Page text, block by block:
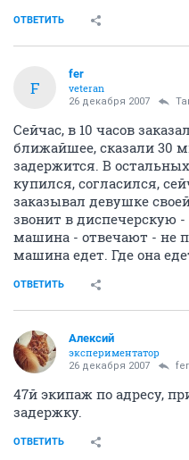
ОТВЕТИТЬ
F
fer
veteran
26 декабря 2007
Сейчас, в 10 часов
ближайшее, сказали 30
задержится. В
купился, согласился,
заказывал девушке
звонит в диспечерскую
машина - отвечают - не
машина едет. Где она
ОТВЕТИТЬ
Алексий
экспериментатор
26 декабря 2007 fer
47й экипаж по адресу,
задержку.
ОТВЕТИТЬ